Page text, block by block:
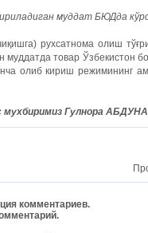
муддат БЮДда
рухсатнома олиш
муддатда товар Ўзбекистон
олиб кириш режимининг
мухбиримиз Гулнора
комментариев.